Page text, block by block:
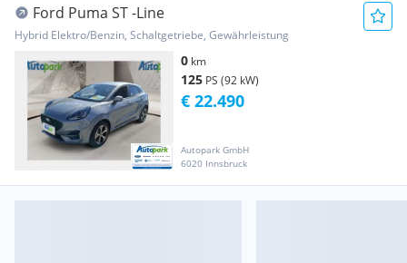
Ford Puma ST -Line
Hybrid Elektro/Benzin, Schaltgetriebe, Gewährleistung
0 km
125 PS (92 kW)
Autopark GmbH
6020 Innsbruck
€ 22.490